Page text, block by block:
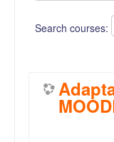
Search courses: